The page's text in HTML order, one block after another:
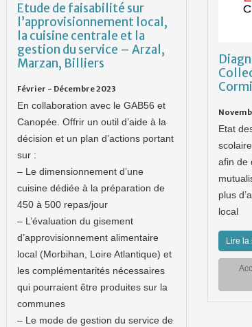
Etude de faisabilité sur
l’approvisionnement local,
la cuisine centrale et la
gestion du service – Arzal,
Marzan, Billiers
Février - Décembre 2023
En collaboration avec le GAB56 et
Canopée. Offrir un outil d’aide à la
décision et un plan d’actions portant
sur :
– Le dimensionnement d’une
cuisine dédiée à la préparation de
450 à 500 repas/jour
– L’évaluation du gisement
d’approvisionnement alimentaire
local (Morbihan, Loire Atlantique) et
les complémentarités nécessaires
qui pourraient être produites sur la
communes
– Le mode de gestion du service de
Etat
afin de
plus
local
Lire la